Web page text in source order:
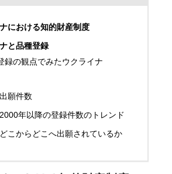
における知的財産制度
と品種登録
録の観点でみたウクライナ
出願件数
2000年以降の登録件数のトレンド
どこからどこへ出願されているか